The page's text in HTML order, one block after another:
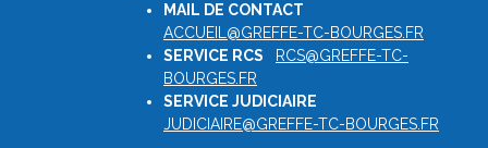
MAIL DE CONTACT
ACCUEIL@GREFFE-TC-BOURGES.FR
SERVICE RCS
RCS@GREFFE-TC-
BOURGES.FR
SERVICE JUDICIAIRE
JUDICIAIRE@GREFFE-TC-BOURGES.FR